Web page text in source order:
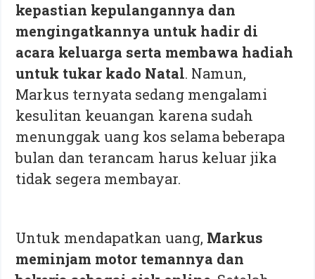
kepastian kepulangannya dan
mengingatkannya untuk hadir di
acara keluarga serta membawa hadiah
untuk tukar kado Natal. Namun,
Markus ternyata sedang mengalami
kesulitan keuangan karena sudah
menunggak uang kos selama beberapa
bulan dan terancam harus keluar jika
tidak segera membayar.
Untuk mendapatkan uang, Markus
meminjam motor temannya dan